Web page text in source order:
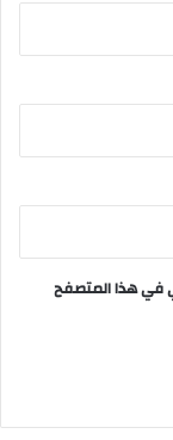
في هذا المتصفح